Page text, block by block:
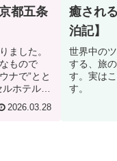
都五条
ました。
もので
ナで”とと
ホテルカ
2026.03.28
癒され
泊記】
世界中の
する、旅
す。実は
す。